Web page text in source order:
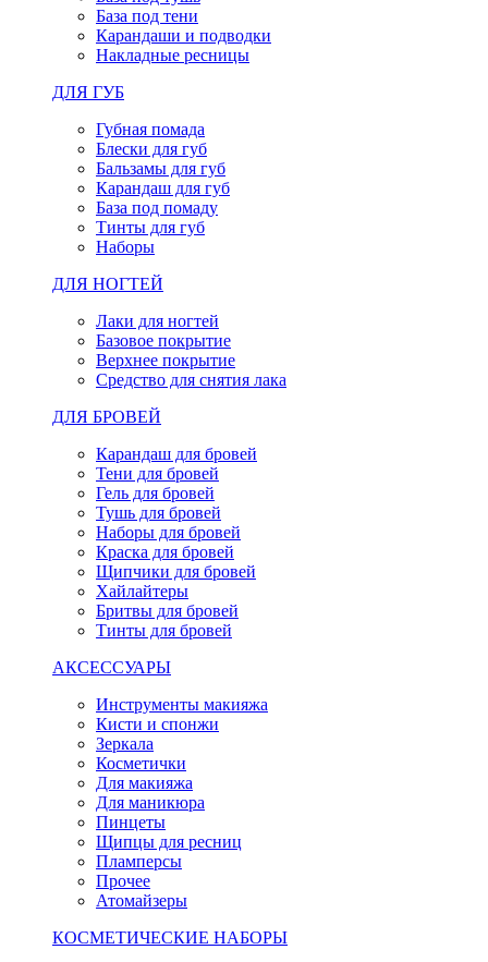
База под тени
Карандаши и подводки
Накладные ресницы
ДЛЯ ГУБ
Губная помада
Блески для губ
Бальзамы для губ
Карандаш для губ
База под помаду
Тинты для губ
Наборы
ДЛЯ НОГТЕЙ
Лаки для ногтей
Базовое покрытие
Верхнее покрытие
Средство для снятия лака
ДЛЯ БРОВЕЙ
Карандаш для бровей
Тени для бровей
Гель для бровей
Тушь для бровей
Наборы для бровей
Краска для бровей
Щипчики для бровей
Хайлайтеры
Бритвы для бровей
Тинты для бровей
АКСЕССУАРЫ
Инструменты макияжа
Кисти и спонжи
Зеркала
Косметички
Для макияжа
Для маникюра
Пинцеты
Щипцы для ресниц
Пламперсы
Прочее
Атомайзеры
КОСМЕТИЧЕСКИЕ НАБОРЫ